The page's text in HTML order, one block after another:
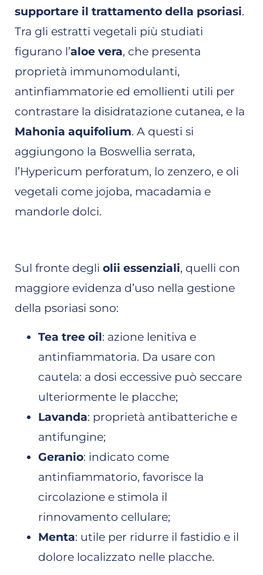
supportare il trattamento della psoriasi.
Tra gli estratti vegetali più studiati
figurano l’aloe vera, che presenta
proprietà immunomodulanti,
antinfiammatorie ed emollienti utili per
contrastare la disidratazione cutanea, e la
Mahonia aquifolium. A questi si
aggiungono la Boswellia serrata,
l’Hypericum perforatum, lo zenzero, e oli
vegetali come jojoba, macadamia e
mandorle dolci.
Sul fronte degli olii essenziali, quelli con
maggiore evidenza d’uso nella gestione
della psoriasi sono:
Tea tree oil: azione lenitiva e
antinfiammatoria. Da usare con
cautela: a dosi eccessive può seccare
ulteriormente le placche;
Lavanda: proprietà antibatteriche e
antifungine;
Geranio: indicato come
antinfiammatorio, favorisce la
circolazione e stimola il
rinnovamento cellulare;
Menta: utile per ridurre il fastidio e il
dolore localizzato nelle placche.